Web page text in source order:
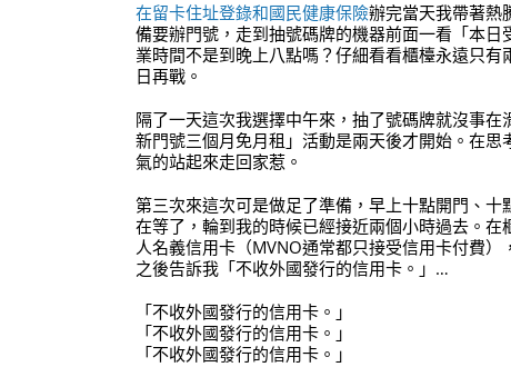
在留卡住址登錄和國民健康保險辦完當天我帶著熱
備要辦門號，走到抽號碼牌的機器前面一看「本
業時間不是到晚上八點嗎？仔細看看櫃檯永遠只
日再戰。
隔了一天這次我選擇中午來，抽了號碼牌就沒事
新門號三個月免月租」活動是兩天後才開始。在
氣的站起來走回家惹。
第三次來這次可是做足了準備，早上十點開門、
在等了，輪到我的時候已經接近兩個小時過去。
人名義信用卡（MVNO通常都只接受信用卡付費
之後告訴我「不收外國發行的信用卡。」…
「不收外國發行的信用卡。」
「不收外國發行的信用卡。」
「不收外國發行的信用卡。」